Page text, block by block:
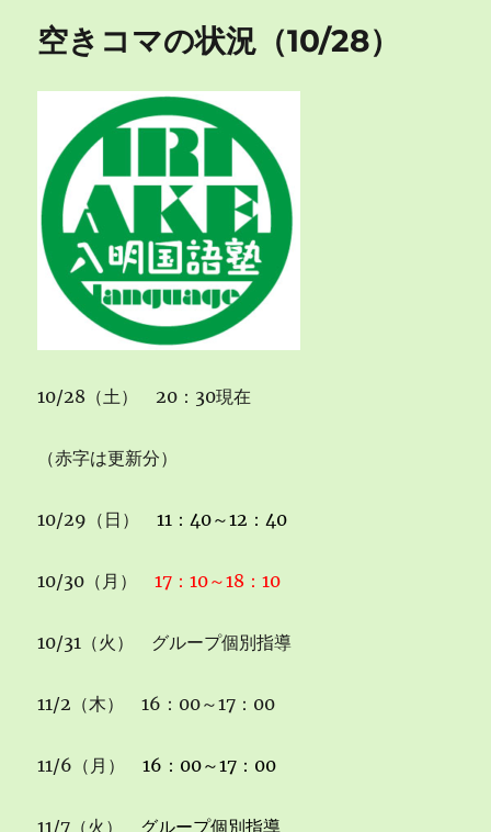
ー
の
に
空きコマの状況（10/28）
10/28（土） 20：30現在
（赤字は更新分）
10/29（日）11：40～12：40
10/30（月）17：10～18：10
10/31（火） グループ個別指導
11/2（木） 16：00～17：00
11/6（月） 16：00～17：00
11/7（火） グループ個別指導